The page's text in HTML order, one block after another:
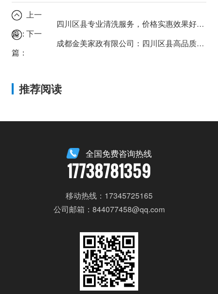
上一
篇：
四川区县专业清洗服务，价格实惠效果好推荐
下一
篇：
成都金美家政有限公司：四川区县高品质家政服务的保证
推荐阅读
全国免费咨询热线
17738781359
移动热线：17345725165
公司邮箱：844077458@qq.com